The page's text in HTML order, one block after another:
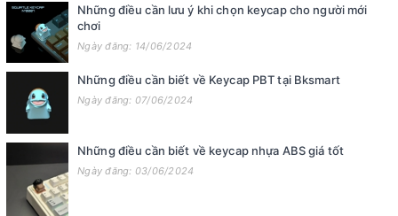
Những điều cần lưu ý khi chọn keycap cho người mới
chơi
Ngày đăng: 14/06/2024
Những điều cần biết về Keycap PBT tại Bksmart
Ngày đăng: 07/06/2024
Những điều cần biết về keycap nhựa ABS giá tốt
Ngày đăng: 03/06/2024